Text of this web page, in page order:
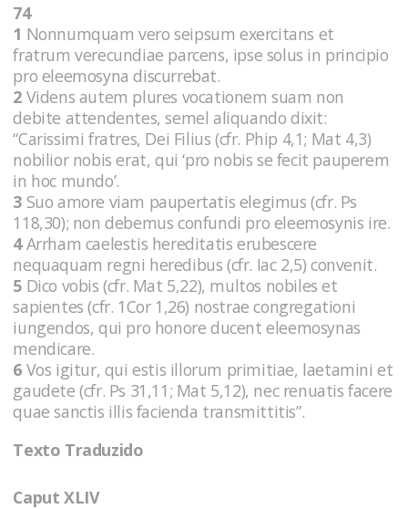
74
1 Nonnumquam vero seipsum exercitans et
fratrum verecundiae parcens, ipse solus in principio
pro eleemosyna discurrebat.
2 Videns autem plures vocationem suam non
debite attendentes, semel aliquando dixit:
“Carissimi fratres, Dei Filius (cfr. Phip 4,1; Mat 4,3)
nobilior nobis erat, qui ‘pro nobis se fecit pauperem
in hoc mundo’.
3 Suo amore viam paupertatis elegimus (cfr. Ps
118,30); non debemus confundi pro eleemosynis ire.
4Arrham caelestis hereditatis erubescere
nequaquam regni heredibus (cfr. Iac 2,5) convenit.
5 Dico vobis (cfr. Mat 5,22), multos nobiles et
sapientes (cfr. 1Cor 1,26) nostrae congregationi
iungendos, qui pro honore ducent eleemosynas
mendicare.
6 Vos igitur, qui estis illorum primitiae, laetamini et
gaudete (cfr. Ps 31,11; Mat 5,12), nec renuatis facere
quae sanctis illis facienda transmittitis”.
Texto Traduzido
Caput XLIV